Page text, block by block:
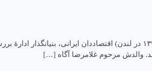
زندگی‌نامه منوچهر آگاه (زادهٔ ۱۳۰۹ در رفسنجان – درگذشتهٔ ۱۳ شهریور